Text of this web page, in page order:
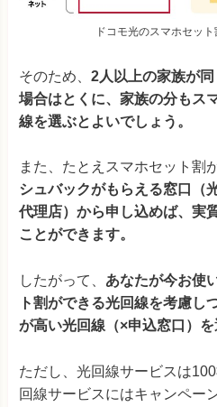
ドコモ光のスマホセット
そのため、 2人以上の家族が
場合はとくに、家族の分もス
線を選ぶとよいでしょう。
また、たとえスマホセット割
シュバックがもらえる窓口（
代理店）から申し込めば、実
ことができます。
したがって、 あなたが今お使
ト割ができる光回線を考慮し
が高い光回線（×申込窓口）を
ただし、光回線サービスは
回線サービスにはキャンペー